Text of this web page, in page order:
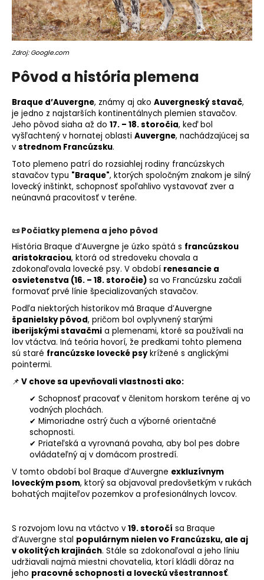
Zdroj: Google.com
Pôvod a história plemena
Braque d’Auvergne, známy aj ako Auvergneský stavač,
je jedno z najstarších kontinentálnych plemien stavačov.
Jeho pôvod siaha až do 17. – 18. storočia, keď bol
vyšľachtený v hornatej oblasti Auvergne, nachádzajúcej sa
vstrednom Francúzsku.
Toto plemeno patrí do rozsiahlej rodiny francúzskych
stavačov typu "Braque", ktorých spoločným znakom je silný
lovecký inštinkt, schopnosť spoľahlivo vystavovať zver a
neúnavná pracovitosť v teréne.
📜 Počiatky plemena a jeho pôvod
História Braque d’Auvergne je úzko spätá s francúzskou
aristokraciou, ktorá od stredoveku chovala a
zdokonaľovala lovecké psy. V období renesancie a
osvietenstva (16. – 18. storočie) sa vo Francúzsku začali
formovať prvé línie špecializovaných stavačov.
Podľa niektorých historikov má Braque d’Auvergne
španielsky pôvod, pričom bol ovplyvnený starými
iberijskými stavačmi a plemenami, ktoré sa používali na
lov vtáctva. Iná teória hovorí, že predkami tohto plemena
sú staré francúzske lovecké psykrížené s anglickými
pointermi.
📌 V chove sa upevňovali vlastnosti ako:
✔ Schopnosť pracovať v členitom horskom teréne aj vo
vodných plochách.
✔ Mimoriadne ostrý čuch a výborné orientačné
schopnosti.
✔ Priateľská a vyrovnaná povaha, aby bol pes dobre
ovládateľný aj v domácom prostredí.
V tomto období bol Braque d’Auvergne exkluzívnym
loveckým psom, ktorý sa objavoval predovšetkým v rukách
bohatých majiteľov pozemkov a profesionálnych lovcov.
S rozvojom lovu na vtáctvo v19. storočí sa Braque
d’Auvergne stal populárnym nielen vo Francúzsku, ale aj
v okolitých krajinách. Stále sa zdokonaľoval a jeho líniu
udržiavali najmä miestni chovatelia, ktorí kládli dôraz na
jeho pracovné schopnosti a loveckú všestrannosť.